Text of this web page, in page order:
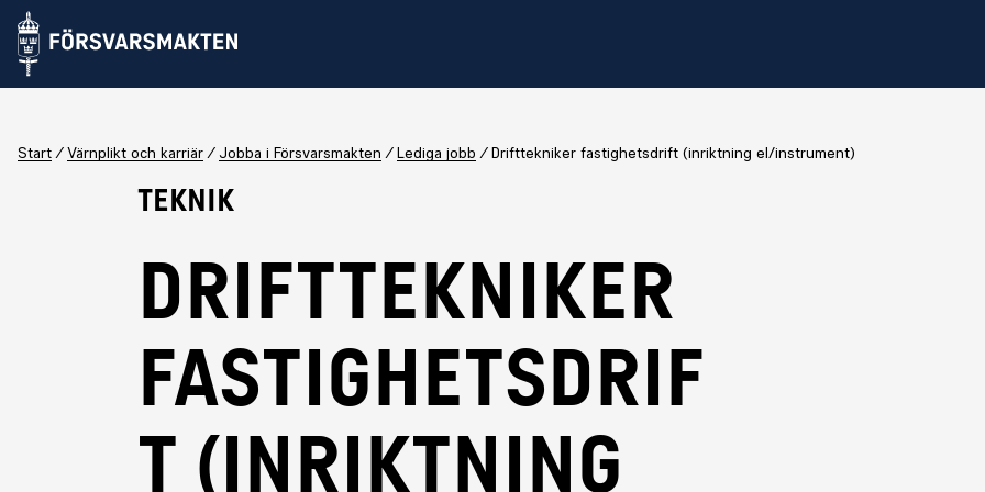
Start Värnplikt och karriär Jobba i Försvarsmakten Lediga jobb Drifttekniker fastighetsdrift (inriktning el/instrument)
Teknik
Drifttekniker
fastighetsdrif
t (inriktning